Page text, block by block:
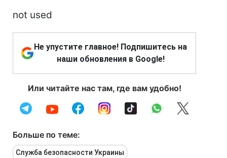
not used
Не упустите главное! Подпишитесь на
наши обновления в Google!
Или читайте нас там, где вам удобно!
Больше по теме:
Служба безопасности Украины